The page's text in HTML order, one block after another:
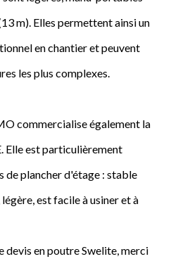
m). Elles permettent ainsi un
en chantier et peuvent
les plus complexes.
commercialise également la
Elle est particulièrement
de plancher d'étage : stable
est facile à usiner et à
devis en poutre Swelite, merci